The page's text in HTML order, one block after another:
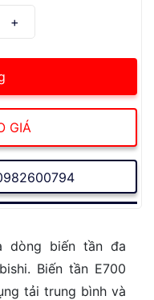
GIÁ
dòng biến tần đa
Biến tần E700
tải trung bình và